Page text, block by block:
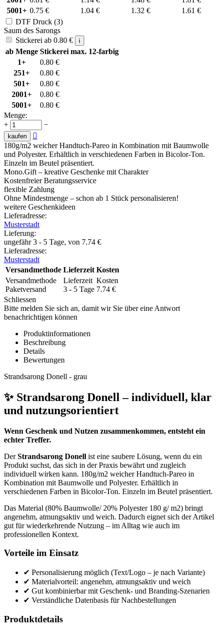
5001+ 0.75 € 1.04 € 1.32 € 1.61 €
DTF Druck (3)
Saum des Sarongs
Stickerei ab 0.80 € i
ab Menge Stickerei max. 12-farbig
1+
0.80 €
251+
0.80 €
501+
0.80 €
2001+
0.80 €
5001+
0.80 €
Menge:
+
−
kaufen

180g/m2 weicher Handtuch-Pareo in Kombination mit Baumwolle
und Polyester. Erhältlich in verschiedenen Farben in Bicolor-Ton.
Einzeln im Beutel präsentiert.
Mono.Gift – kreative Geschenke mit Charakter
Kostenfreier Beratungsservice
flexible Zahlung
Ohne Mindestmenge – schon ab 1 Stück personalisieren!
weitere Geschenkideen
Lieferadresse:
Musterstadt
Lieferung:
ungefähr 3 - 5 Tage, von 7.74 €
Lieferadresse:
Musterstadt
Versandmethode Lieferzeit Kosten
Versandmethode
Paketversand
Lieferzeit
3 - 5 Tage
Kosten
7.74 €
Schliessen
Bitte melden Sie sich an, damit wir Sie über eine Antwort
benachrichtigen können
Produktinformationen
Beschreibung
Details
Bewertungen
Strandsarong Donell - grau
✨ Strandsarong Donell – individuell, klar
und nutzungsorientiert
Wenn Geschenk und Nutzen zusammenkommen, entsteht ein
echter Treffer.
DerStrandsarong Donell ist eine saubere Lösung, wenn du ein
Produkt suchst, das sich in der Praxis bewährt und zugleich
individuell wirken kann. 180g/m2 weicher Handtuch-Pareo in
Kombination mit Baumwolle und Polyester. Erhältlich in
verschiedenen Farben in Bicolor-Ton. Einzeln im Beutel präsentiert.
Das Material (80% Baumwolle/ 20% Polyester 180 g/ m2) bringt
angenehm, atmungsaktiv und weich. Dadurch eignet sich der Artikel
gut für wiederkehrende Nutzung – im Alltag wie auch im
professionellen Kontext.
Vorteile im Einsatz
✔ Personalisierung möglich (Text/Logo – je nach Variante)
✔ Materialvorteil: angenehm, atmungsaktiv und weich
✔ Gut kombinierbar mit Geschenk- und Branding-Szenarien
✔ Verständliche Datenbasis für Nachbestellungen
Produktdetails